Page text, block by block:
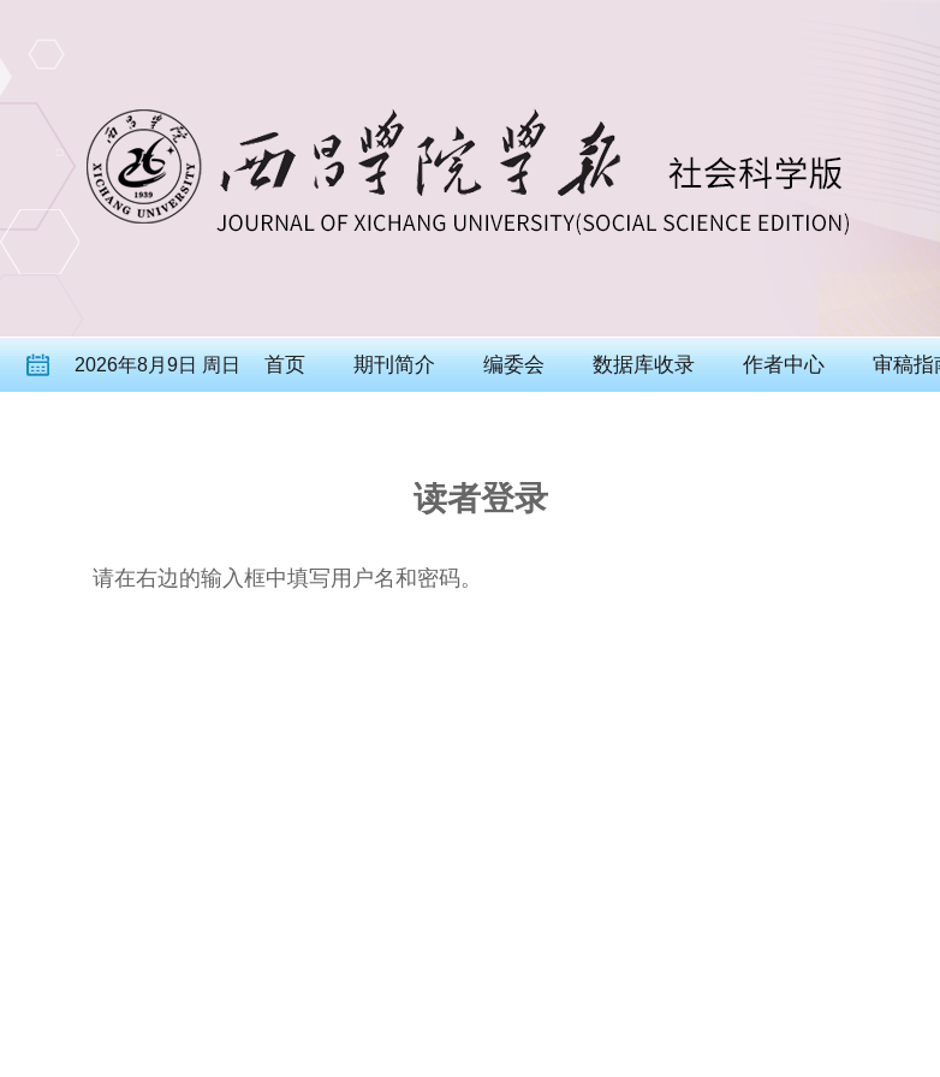
2026年8月9日 周日 首页 期刊简介 编委会 数据库收录 作者中心 审稿指
读者登录
请在右边的输入框中填写用户名和密码。